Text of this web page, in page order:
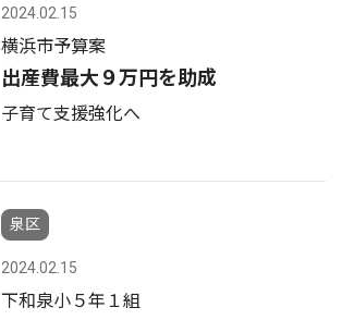
2024.02.15
横浜市予算案
出産費最大９万円を助成
子育て支援強化へ
泉区
2024.02.15
下和泉小５年１組